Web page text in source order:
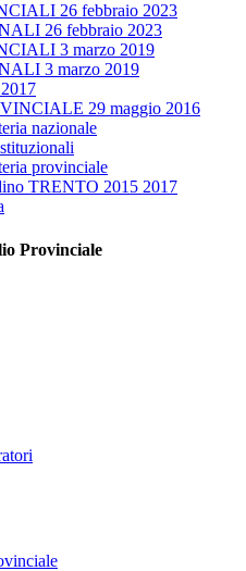
26 febbraio 2023
26 febbraio 2023
3 marzo 2019
3 marzo 2019
29 maggio 2016
nazionale
provinciale
TRENTO 2015 2017
Provinciale